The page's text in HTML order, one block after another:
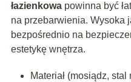
łazienkowapowinna być
na przebarwienia. Wysoka
bezpośrednio na
estetykę wnętrza.
Materiał (mosiądz,